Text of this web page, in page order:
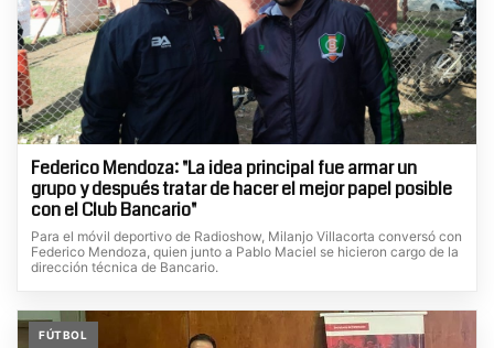
Federico Mendoza: "La idea principal fue armar un
grupo y después tratar de hacer el mejor papel posible
con el Club Bancario"
Para el móvil deportivo de Radioshow, Milanjo Villacorta conversó con
Federico Mendoza, quien junto a Pablo Maciel se hicieron cargo de la
dirección técnica de Bancario.
FÚTBOL